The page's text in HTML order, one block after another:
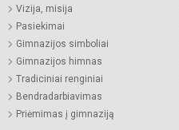
Vizija, misija
Pasiekimai
Gimnazijos simboliai
Gimnazijos himnas
Tradiciniai renginiai
Bendradarbiavimas
Priėmimas į gimnaziją